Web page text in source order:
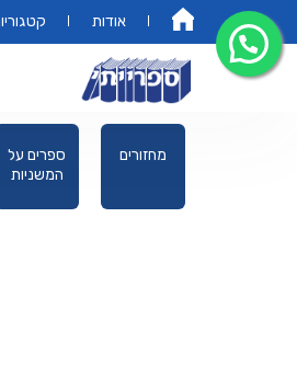
אודות
ספרים על
המשניות
מחזורים